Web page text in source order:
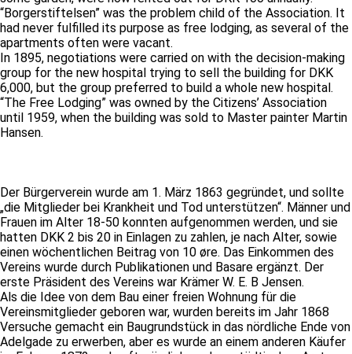
“Borgerstiftelsen” was the problem child of the Association. It
had never fulfilled its purpose as free lodging, as several of the
apartments often were vacant.
In 1895, negotiations were carried on with the decision-making
group for the new hospital trying to sell the building for DKK
6,000, but the group preferred to build a whole new hospital.
“The Free Lodging” was owned by the Citizens’ Association
until 1959, when the building was sold to Master painter Martin
Hansen.
Der Bürgerverein wurde am 1. März 1863 gegründet, und sollte
„die Mitglieder bei Krankheit und Tod unterstützen“. Männer und
Frauen im Alter 18-50 konnten aufgenommen werden, und sie
hatten DKK 2 bis 20 in Einlagen zu zahlen, je nach Alter, sowie
einen wöchentlichen Beitrag von 10 øre. Das Einkommen des
Vereins wurde durch Publikationen und Basare ergänzt. Der
erste Präsident des Vereins war Krämer W. E. B Jensen.
Als die Idee von dem Bau einer freien Wohnung für die
Vereinsmitglieder geboren war, wurden bereits im Jahr 1868
Versuche gemacht ein Baugrundstück in das nördliche Ende von
Adelgade zu erwerben, aber es wurde an einem anderen Käufer